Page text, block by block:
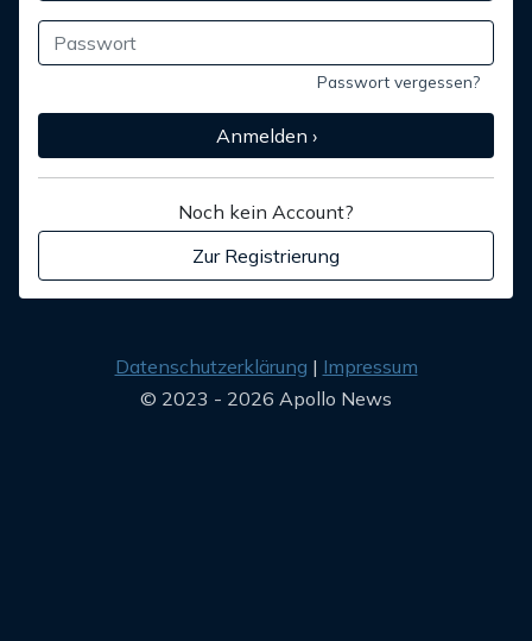
Passwort vergessen?
Anmelden ›
Noch kein Account?
Zur Registrierung
Datenschutzerklärung
Impressum
© 2023 - 2026 Apollo News